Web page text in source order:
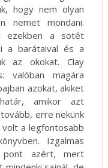
hogy nem olyan
nemet mondani.
ezekben a sötét
a barátaival és a
az okokat. Clay
magára
azokat, akiket
amikor azt
erre nekünk
volt a legfontosabb
Izgalmas
pont azért, mert